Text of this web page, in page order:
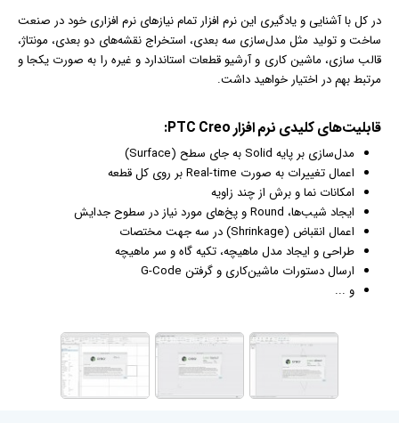
در کل با آشنایی و یادگیری ایننرم افزار تمام نیازهای نرم افزاری خود در صنعت
ساخت و تولید مثل مدل‌سازی سه بعدی، استخراج نقشه‌های دو بعدی، مونتاژ،
قالب سازی، ماشین کاری و آرشیو قطعات استاندارد و غیره را به صورت یکجا و
مرتبط بهم در اختیار خواهید داشت.
قابلیت‌‌های کلیدی نرم افزار PTC Creo:
مدل‌سازی بر پایه Solid به جای سطح (Surface)
اعمال تغییرات به صورت Real-time بر روی کل قطعه
امکانات نما و برش از چند زاویه
ایجاد شیب‌ها، Round و پخ‌های مورد نیاز در سطوح جدایش
اعمال انقباض (Shrinkage) در سه جهت مختصات
طراحی و ایجاد مدل ماهیچه، تکیه گاه و سر ماهیچه
ارسال دستورات ماشین‌کاری و گرفتن G-Code
و ...